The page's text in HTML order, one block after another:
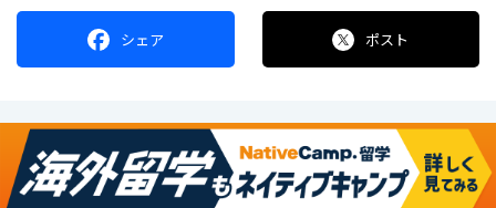
シェア ポスト